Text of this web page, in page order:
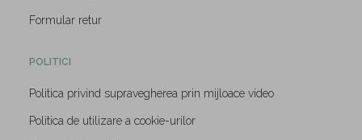
Formular retur
POLITICI
Politica privind supravegherea prin mijloace video
Politica de utilizare a cookie-urilor